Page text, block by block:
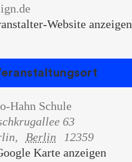
Website anzeigen
Hahn Schule
63
, Berlin
12359
Karte anzeigen